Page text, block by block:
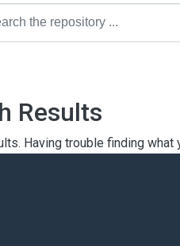
Results
Having trouble finding